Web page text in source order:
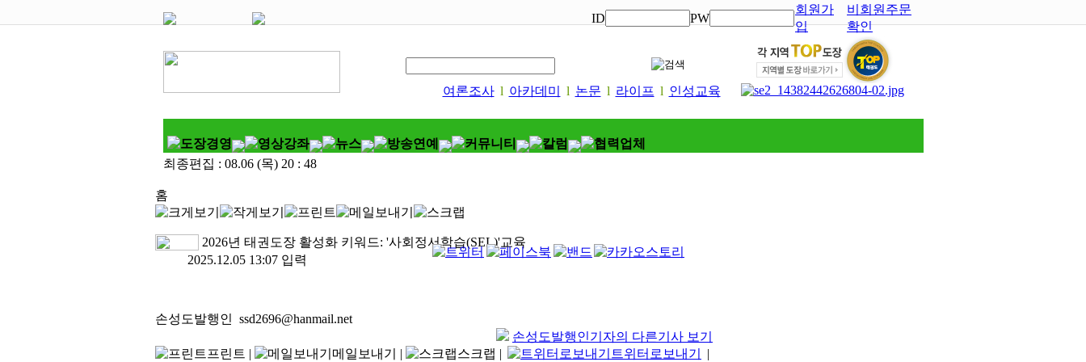
ID PW
회원가
입
비회원주문
확인
여론조사 l 아카데미 l 논문 l 라이프 l 인성교육
최종편집 : 08.06 (목) 20 : 48
홈
2026년 태권도장 활성화 키워드: '사회정서학습(SEL)'교육
2025.12.05 13:07 입력
손성도발행인 ssd2696@hanmail.net
손성도발행인기자의 다른기사 보기
프린트 | 메일보내기 | 스크랩 | 트위터로보내기 |